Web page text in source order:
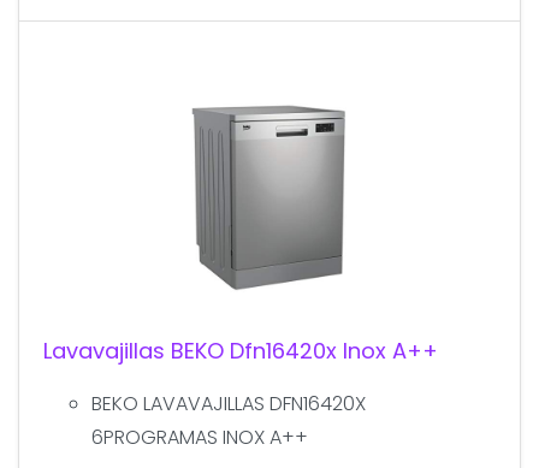
Lavavajillas BEKO Dfn16420x Inox A++
BEKO LAVAVAJILLAS DFN16420X
6PROGRAMAS INOX A++